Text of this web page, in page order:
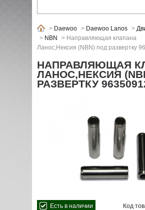
> Daewoo > Daewoo Lanos >
> NBN > Направляющая клапана
Ланос,Нексия (NBN) под развертку
НАПРАВЛЯЮЩАЯ
ЛАНОС,НЕКСИЯ
РАЗВЕРТКУ
Есть в наличии Код